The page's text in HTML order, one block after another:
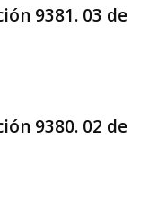
9381. 03 de
9380. 02 de